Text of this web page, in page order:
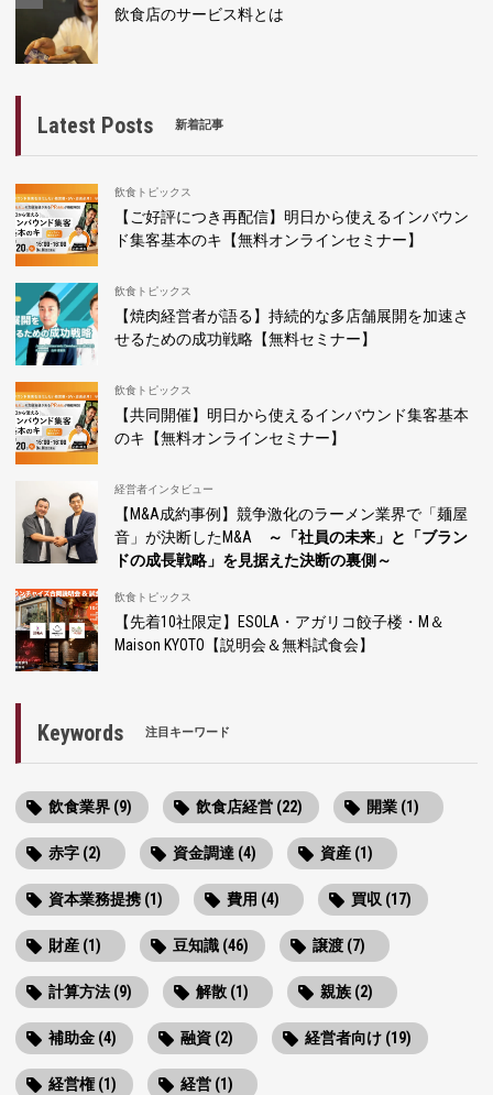
飲食店のサービス料とは
Latest Posts 新着記事
飲食トピックス
【ご好評につき再配信】明日から使えるインバウン
ド集客基本のキ【無料オンラインセミナー】
飲食トピックス
【焼肉経営者が語る】持続的な多店舗展開を加速さ
せるための成功戦略【無料セミナー】
飲食トピックス
【共同開催】明日から使えるインバウンド集客基本
のキ【無料オンラインセミナー】
経営者インタビュー
【M&A成約事例】競争激化のラーメン業界で「麺屋
音」が決断したM&A
～「社員の未来」と「ブラン
ドの成長戦略」を見据えた決断の裏側～
飲食トピックス
【先着10社限定】ESOLA・アガリコ餃子楼・M＆
Maison KYOTO【説明会＆無料試食会】
Keywords 注目キーワード
飲食業界 (9) 飲食店経営 (22) 開業 (1)
赤字 (2) 資金調達 (4) 資産 (1)
資本業務提携 (1) 費用 (4) 買収 (17)
財産 (1) 豆知識 (46) 譲渡 (7)
計算方法 (9) 解散 (1) 親族 (2)
補助金 (4) 融資 (2) 経営者向け (19)
経営権 (1) 経営 (1)